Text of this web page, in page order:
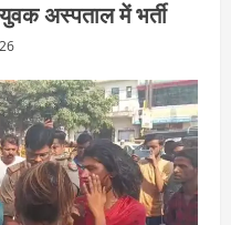
अस्पताल में भर्ती